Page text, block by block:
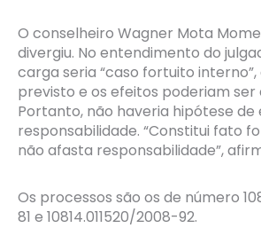
O conselheiro Wagner Mota
divergiu. No entendimento do
carga seria “caso fortuito
previsto e os efeitos poderiam ser
Portanto, não haveria hipótese de
responsabilidade. “Constitui fato
não afasta responsabilidade”,
Os processos são os de número
81 e 10814.011520/2008-92.